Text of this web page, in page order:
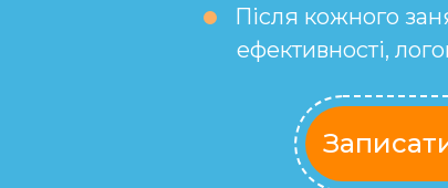
Після кожного
ефективності,